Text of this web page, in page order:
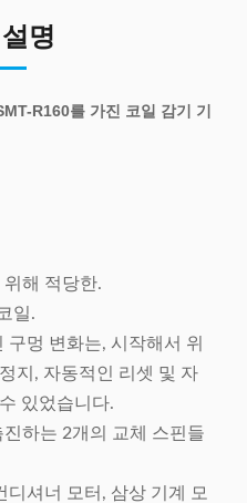
명
R160를 가진 코일 감기 기
해 적당한.
일.
멍 변화는, 시작해서 위
지, 자동적인 리셋 및 자
있었습니다.
하는 2개의 교체 스핀들
디셔너 모터, 삼상 기계 모